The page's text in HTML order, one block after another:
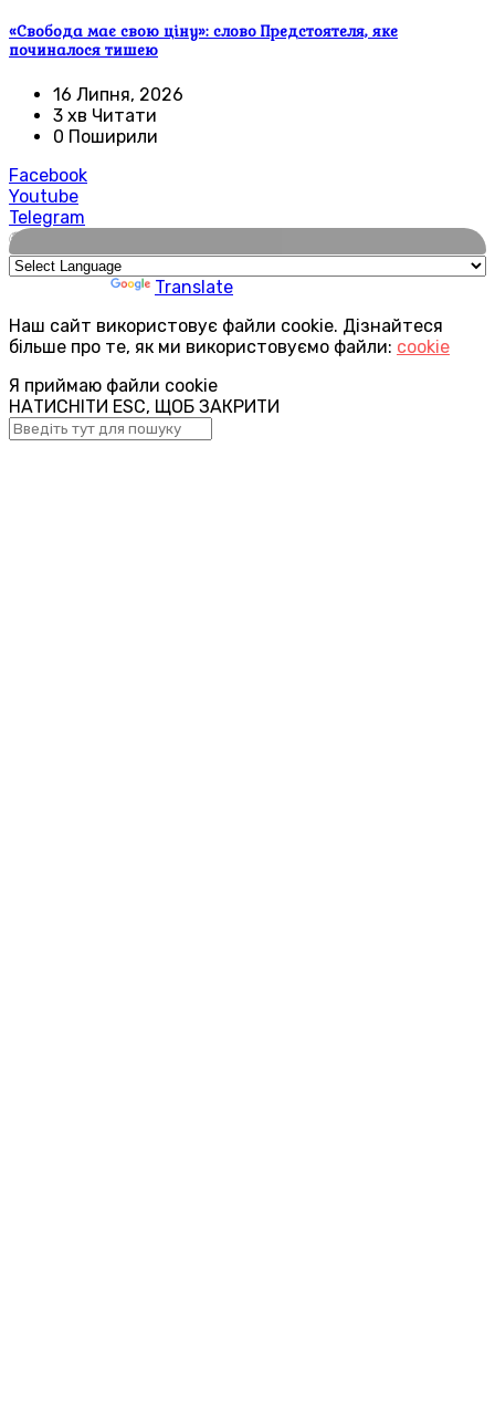
«Свобода має свою ціну»: слово Предстоятеля, яке
починалося тишею
16 Липня, 2026
3 хв Читати
0 Поширили
Facebook
Youtube
Telegram
🌍
Translate
Наш сайт використовує файли cookie. Дізнайтеся
більше про те, як ми використовуємо файли: cookie
Я приймаю файли cookie
НАТИСНІТИ ESC, ЩОБ ЗАКРИТИ